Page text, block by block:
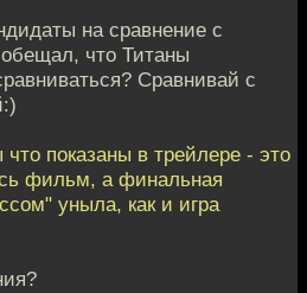
на сравнение с
что Титаны
Сравнивай с
показаны в трейлере - это
фильм, а финальная
уныла, как и игра